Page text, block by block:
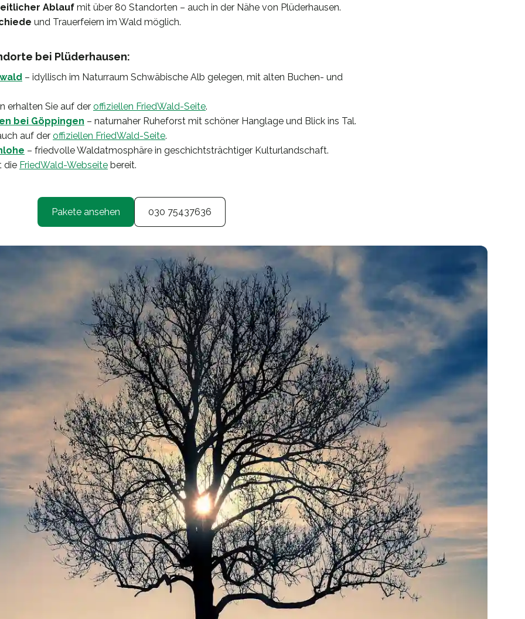
Ablauf mit über 80 Standorten – auch in der Nähe von Plüderhausen.
und Trauerfeiern im Wald möglich.
bei Plüderhausen:
– idyllisch im Naturraum Schwäbische Alb gelegen, mit alten Buchen- und
erhalten Sie auf der offiziellen FriedWald-Seite.
bei Göppingen – naturnaher Ruheforst mit schöner Hanglage und Blick ins Tal.
auf der offiziellen FriedWald-Seite.
– friedvolle Waldatmosphäre in geschichtsträchtiger Kulturlandschaft.
die FriedWald-Webseite bereit.
Pakete ansehen 030 75437636